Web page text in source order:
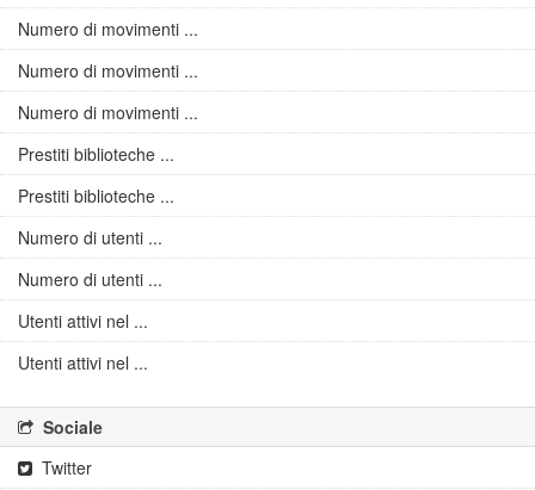
Numero di movimenti ...
Numero di movimenti ...
Numero di movimenti ...
Prestiti biblioteche ...
Prestiti biblioteche ...
Numero di utenti ...
Numero di utenti ...
Utenti attivi nel ...
Utenti attivi nel ...
Sociale
Twitter